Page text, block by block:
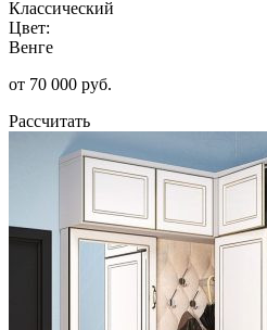
Классический
Цвет:
Венге
от 70 000 руб.
Рассчитать